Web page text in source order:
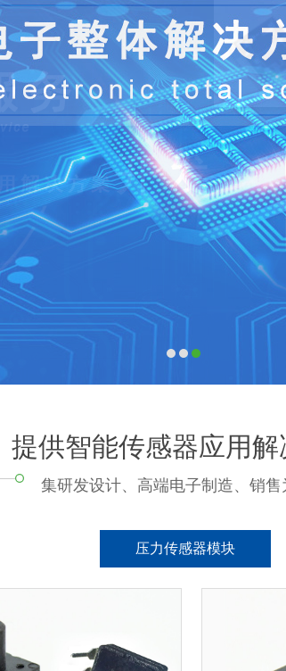
提供智能传感器应用解
集研发设计、高端电子制造、销售
压力传感器模块